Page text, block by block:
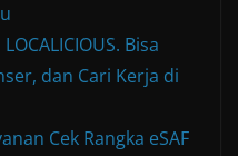
Bisa
dan Cari Kerja di
Cek Rangka eSAF